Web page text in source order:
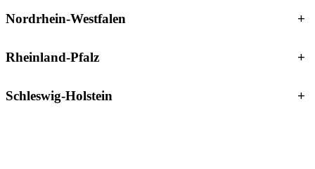
Nordrhein-Westfalen +
Rheinland-Pfalz +
Schleswig-Holstein +